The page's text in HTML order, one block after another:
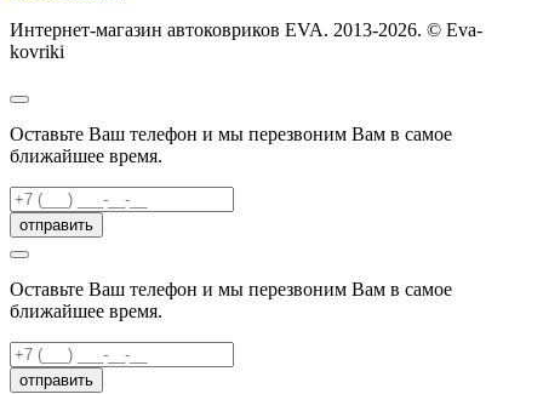
Интернет-магазин автоковриков EVA. 2013-2026. © Eva-
kovriki
Оставьте Ваш телефон и мы перезвоним Вам в самое
ближайшее время.
отправить
Оставьте Ваш телефон и мы перезвоним Вам в самое
ближайшее время.
отправить